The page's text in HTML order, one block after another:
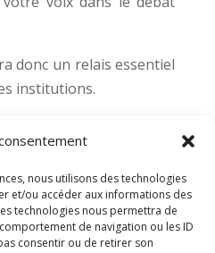
nous utilisons des technologies
et/ou accéder aux informations des
technologies nous permettra de
de navigation ou les ID
consentir ou de retirer son
donc un relais essentiel
institutions.
un avenir plus juste,
et plus respectueux